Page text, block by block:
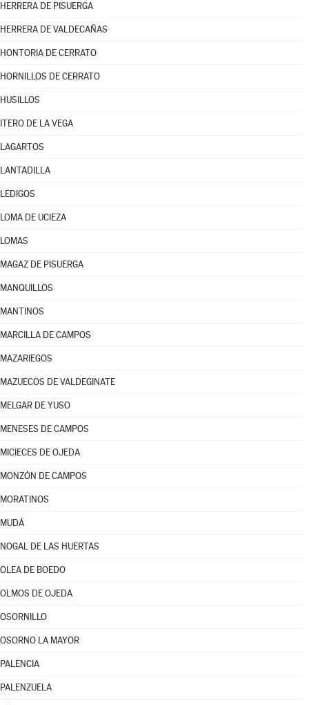
HERRERA DE PISUERGA
HERRERA DE VALDECAÑAS
HONTORIA DE CERRATO
HORNILLOS DE CERRATO
HUSILLOS
ITERO DE LA VEGA
LAGARTOS
LANTADILLA
LEDIGOS
LOMA DE UCIEZA
LOMAS
MAGAZ DE PISUERGA
MANQUILLOS
MANTINOS
MARCILLA DE CAMPOS
MAZARIEGOS
MAZUECOS DE VALDEGINATE
MELGAR DE YUSO
MENESES DE CAMPOS
MICIECES DE OJEDA
MONZÓN DE CAMPOS
MORATINOS
MUDÁ
NOGAL DE LAS HUERTAS
OLEA DE BOEDO
OLMOS DE OJEDA
OSORNILLO
OSORNO LA MAYOR
PALENCIA
PALENZUELA